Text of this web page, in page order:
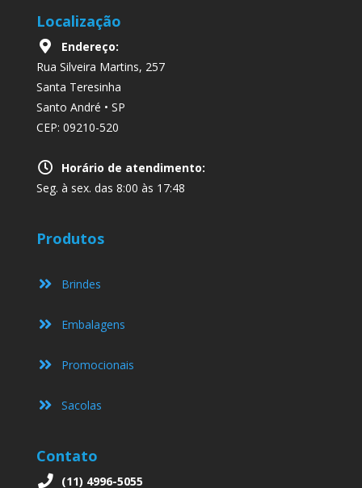
Localização
Endereço:
Rua Silveira Martins, 257
Santa Teresinha
Santo André • SP
CEP: 09210-520
Horário de atendimento:
Seg. à sex. das 8:00 às 17:48
Produtos
Brindes
Embalagens
Promocionais
Sacolas
Contato
(11) 4996-5055